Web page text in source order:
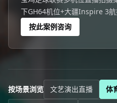
下GH64机位+大疆Inspire 3
鸡团队 宝鸡一场124人参与的
观看。
按此案例咨询
按场景浏览 文艺演出直播 体